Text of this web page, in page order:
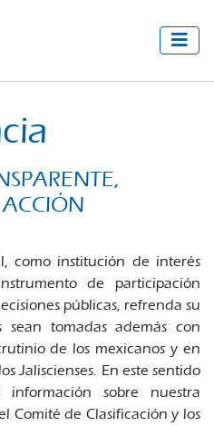
como institución de interés
de participación
públicas, refrenda su
sean tomadas además con
de los mexicanos y en
Jaliscienses. En este sentido
información sobre nuestra
Comité de Clasificación y los